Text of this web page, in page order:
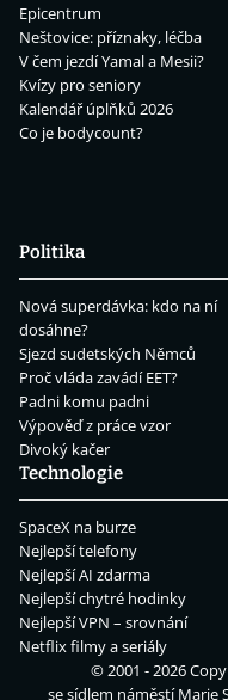
Epicentrum
Neštovice: příznaky, léčba
V čem jezdí Yamal a Mesii?
Kvízy pro seniory
Kalendář úplňků 2026
Co je bodycount?
Politika
Nová superdávka: kdo na ní
dosáhne?
Sjezd sudetských Němců
Proč vláda zavádí EET?
Padni komu padni
Výpověď z práce vzor
Divoký kačer
Technologie
SpaceX na burze
Nejlepší telefony
Nejlepší AI zdarma
Nejlepší chytré hodinky
Nejlepší VPN – srovnání
Netflix filmy a seriály
© 2001 - 2026
se sídlem náměstí Marie